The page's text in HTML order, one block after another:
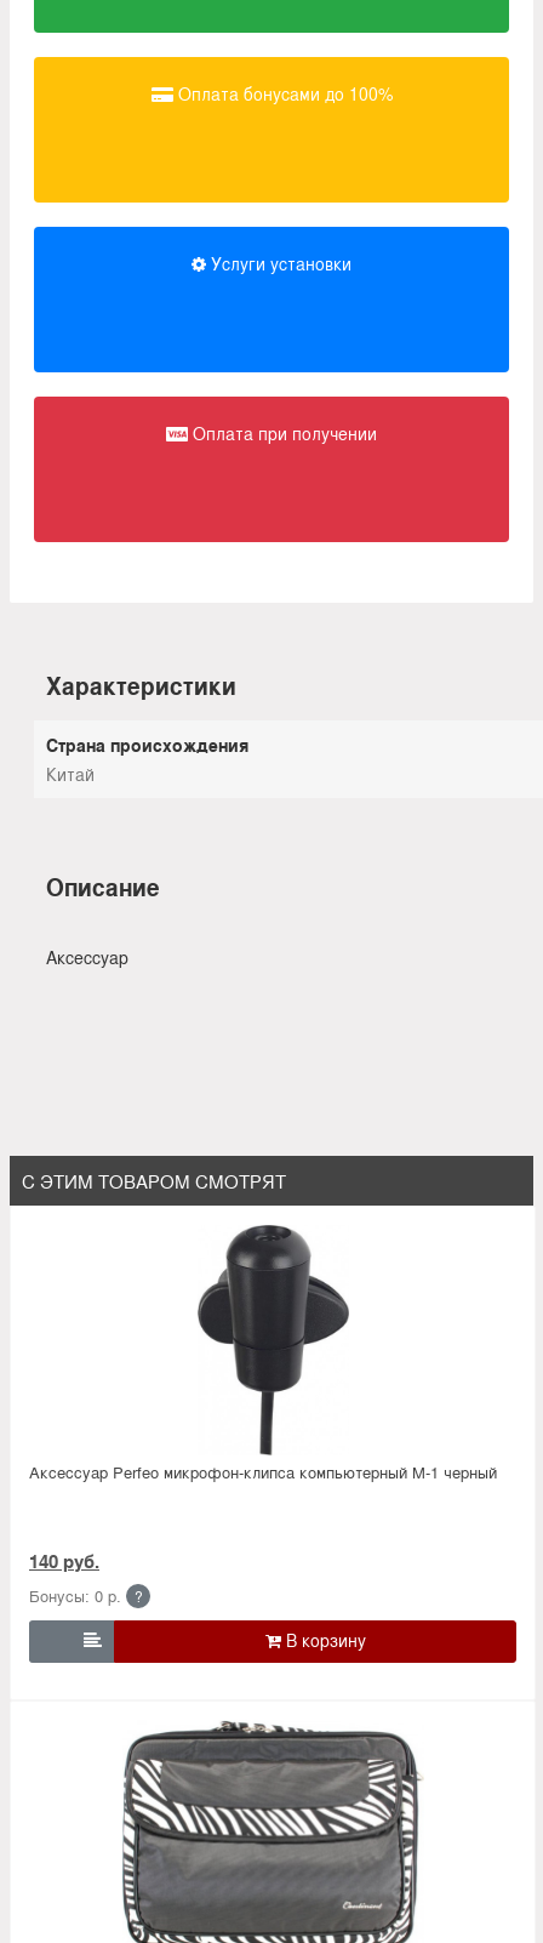
Оплата бонусами до 100%
Услуги установки
Оплата при получении
Характеристики
Страна происхождения
Китай
Описание
Аксессуар
С ЭТИМ ТОВАРОМ СМОТРЯТ
Аксессуар Perfeo микрофон-клипса компьютерный M-1 черный
140 руб.
Бонусы: 0 р. ?
